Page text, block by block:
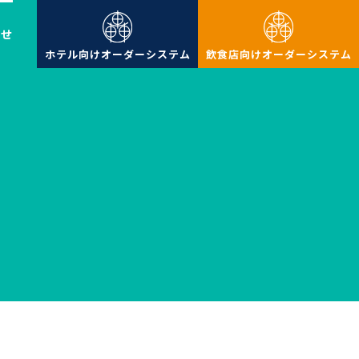
ホテル向けオーダーシステム 飲食店向けオーダーシステム